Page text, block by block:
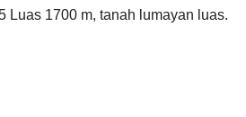
Luas 1700 m, tanah lumayan luas.